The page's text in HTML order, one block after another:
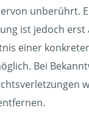
unberührt.
ist jedoch erst
einer
Bei